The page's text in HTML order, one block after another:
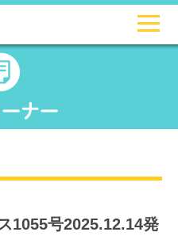
1055号2025.12.14発